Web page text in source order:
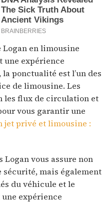
Logan en limousine
une expérience
ponctualité est l’un des
de limousine. Les
les flux de circulation et
vous garantir une
jet privé et limousine :
vous assure non
sécurité, mais également
du véhicule et le
expérience